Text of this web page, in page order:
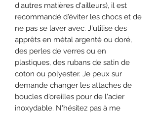
d'autres matières d'ailleurs), il est
recommandé d'éviter les chocs et de
ne pas se laver avec. J'utilise des
apprêts en métal argenté ou doré,
des perles de verres ou en
plastiques, des rubans de satin de
coton ou polyester. Je peux sur
demande changer les attaches de
boucles d'oreilles pour de l'acier
inoxydable. N'hésitez pas à me